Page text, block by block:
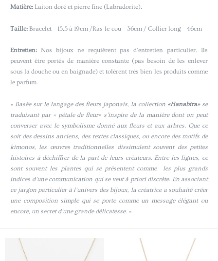
Matière: Laiton doré et pierre fine (Labradorite).
Taille: Bracelet – 15.5 à 19cm /Ras-le-cou – 36cm / Collier long – 46cm
Entretien: Nos bijoux ne requièrent pas d’entretien particulier. Ils
peuvent être portés de manière constante (pas besoin de les enlever
sous la douche ou en baignade) et tolèrent très bien les produits comme
le parfum.
« Basée sur le langage des fleurs japonais, la collection «Hanabira»se
traduisant par « pétale de fleur» s’inspire de la manière dont on peut
converser avec le symbolisme donné aux fleurs et aux arbres. Que ce
soit des dessins anciens, des textes classiques, ou encore des motifs de
kimonos, les œuvres traditionnelles dissimulent souvent des petites
histoires à déchiffrer de la part de leurs créateurs. Entre les lignes, ce
sont souvent les plantes qui se présentent comme les plus grands
indices d’une communication qui se veut à priori discrète. En associant
ce jargon particulier à l’univers des bijoux, la créatrice a souhaité créer
une composition simple qui se porte comme un message élégant ou
encore, un secret d’une grande délicatesse. «
Plage
de
prix :
Ce
produit